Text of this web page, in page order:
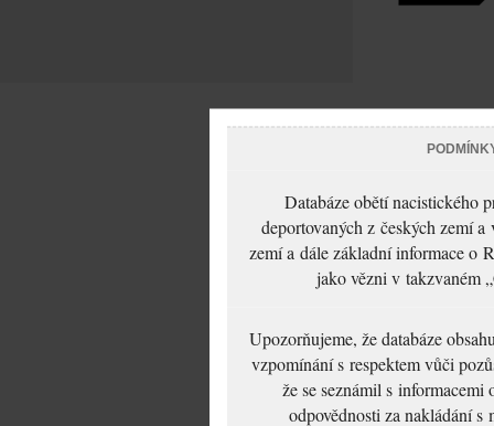
Databáze obětí nacistického
deportovaných z českých zemí
zemí a dále základní informace o
jako vězni v takzvaném
Upozorňujeme, že databáze
vzpomínání s respektem vůči
že se seznámil s
odpovědnosti za nakládání